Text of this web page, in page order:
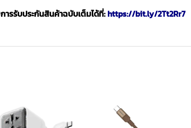
ารรับประกันสินค้าฉบับเต็มได้ที่:https://bit.ly/2Tt2Rr7